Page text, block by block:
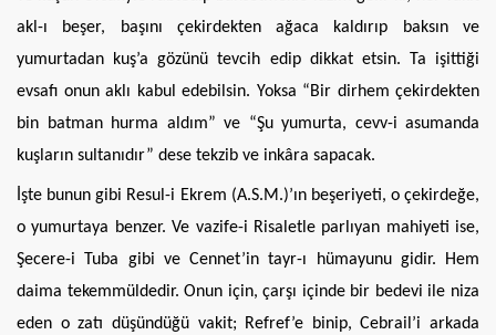
akl-ı beşer, başını çekirdekten ağaca kaldırıp baksın ve
yumurtadan kuş’a gözünü tevcih edip dikkat etsin. Ta işittiği
evsafı onun aklı kabul edebilsin. Yoksa “Bir dirhem çekirdekten
bin batman hurma aldım” ve “Şu yumurta, cevv-i asumanda
kuşların sultanıdır” dese tekzib ve inkâra sapacak.
İşte bunun gibi Resul-i Ekrem (A.S.M.)’ın beşeriyeti, o çekirdeğe,
o yumurtaya benzer. Ve vazife-i Risaletle parlıyan mahiyeti ise,
Şecere-i Tuba gibi ve Cennet’in tayr-ı hümayunu gidir. Hem
daima tekemmüldedir. Onun için, çarşı içinde bir bedevi ile niza
eden o zatı düşündüğü vakit; Refref’e binip, Cebrail’i arkada